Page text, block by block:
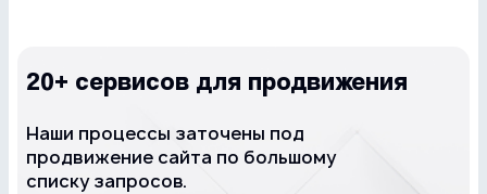
20+ сервисов для продвижения
Наши процессы заточены под
продвижение сайта по большому
списку запросов.